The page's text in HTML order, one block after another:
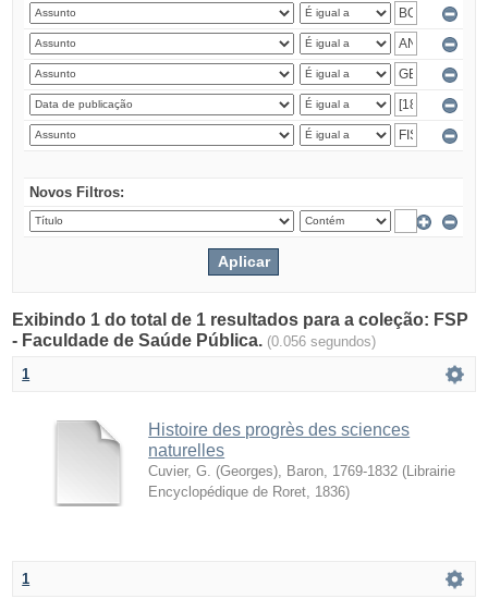
Novos Filtros:
Exibindo 1 do total de 1 resultados para a coleção: FSP
- Faculdade de Saúde Pública. (0.056 segundos)
1
Histoire des progrès des sciences
naturelles
Cuvier, G. (Georges), Baron, 1769-1832 ( Librairie
Encyclopédique de Roret 1836)
1